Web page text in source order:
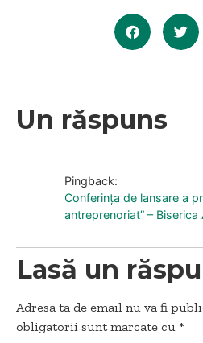
Un răspuns
Pingback:
Conferința de lansare a
antreprenoriat” –
Lasă un
Adresa ta de email nu va fi
obligatorii sunt marcate cu *